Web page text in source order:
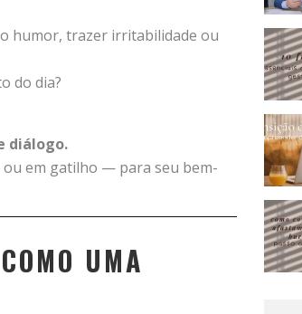
humor, trazer irritabilidade ou
do dia?
diálogo.
ou em gatilho — para seu bem-
UMA